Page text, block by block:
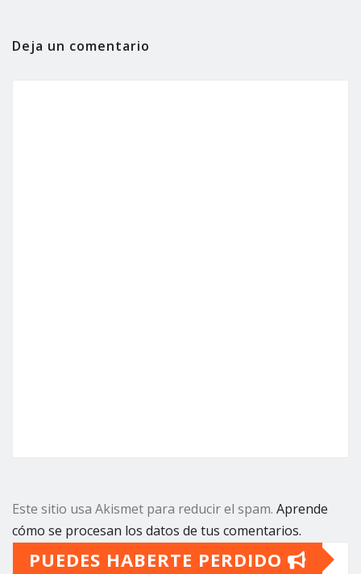
Deja un comentario
Este sitio usa Akismet para reducir el spam. Aprende
cómo se procesan los datos de tus comentarios.
PUEDES HABERTE PERDIDO